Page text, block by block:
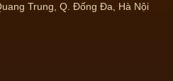
Trung, Q. Đống Đa, Hà Nội